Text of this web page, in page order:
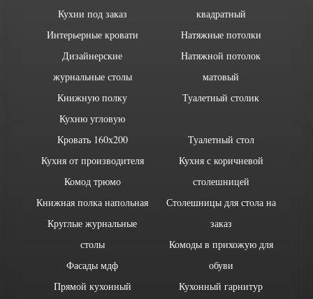
Кухни под заказ
Интерьерные кровати
Дизайнерские
журнальные столы
Книжную полку
Кухню угловую
квадратный
Натяжные потолки
Натяжной потолок
матовый
Туалетный столик
Кровать 160х200
Кухня от производителя
Комод трюмо
Книжная полка напольная
Круглые журнальные
столы
Фасады мдф
Прямой кухонный
Туалетный стол
Кухня с коричневой
столешницей
Столешницы для стола на
заказ
Комоды в прихожую для
обуви
Кухонный гарнитур